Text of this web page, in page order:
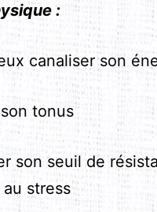
:
canaliser son
tonus
son seuil de
stress